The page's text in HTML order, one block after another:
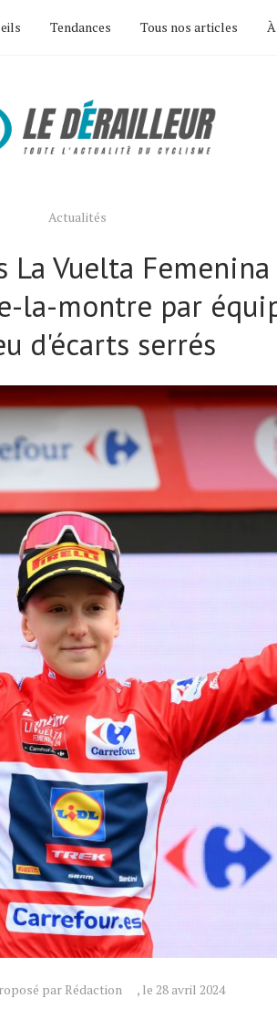
Tendances Tous nos articles
Actualités
La Vuelta
la-montre par
d'écarts serrés
par Rédaction , le 28 avril 2024